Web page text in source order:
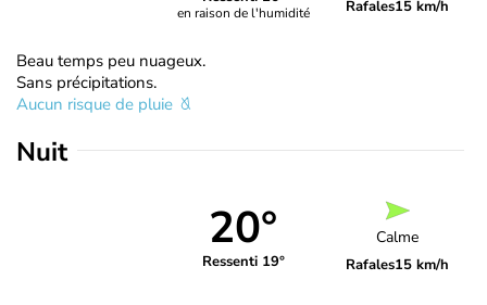
en raison de l'humidité Rafales15 km/h
Beau temps peu nuageux.
Sans précipitations.
Aucun risque de pluie
Nuit
20°
Ressenti 19°
Calme
Rafales15 km/h